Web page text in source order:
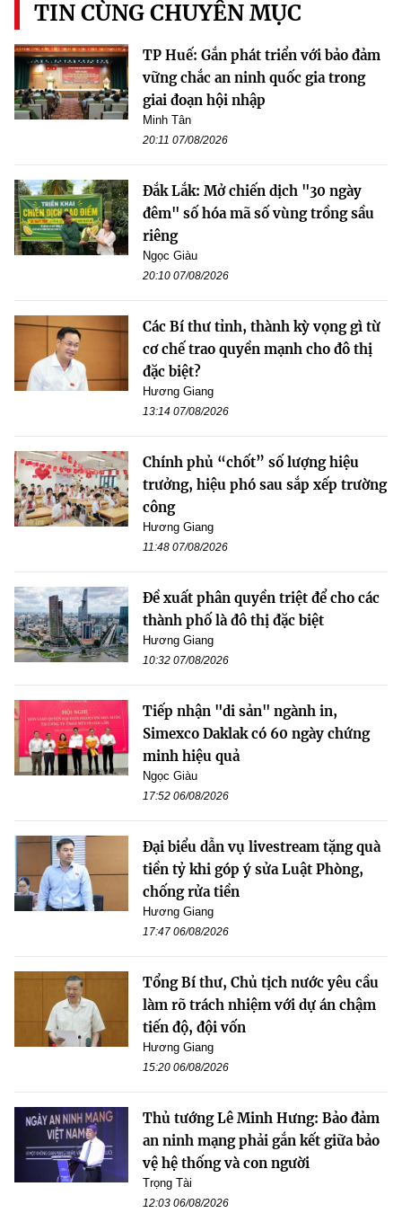
TIN CÙNG CHUYÊN MỤC
TP Huế: Gắn phát triển với bảo đảm
vững chắc an ninh quốc gia trong
giai đoạn hội nhập
Minh Tân
20:11 07/08/2026
Đắk Lắk: Mở chiến dịch "30 ngày
đêm" số hóa mã số vùng trồng sầu
riêng
Ngọc Giàu
20:10 07/08/2026
Các Bí thư tỉnh, thành kỳ vọng gì từ
cơ chế trao quyền mạnh cho đô thị
đặc biệt?
Hương Giang
13:14 07/08/2026
Chính phủ “chốt” số lượng hiệu
trưởng, hiệu phó sau sắp xếp trường
công
Hương Giang
11:48 07/08/2026
Đề xuất phân quyền triệt để cho các
thành phố là đô thị đặc biệt
Hương Giang
10:32 07/08/2026
Tiếp nhận "di sản" ngành in,
Simexco Daklak có 60 ngày chứng
minh hiệu quả
Ngọc Giàu
17:52 06/08/2026
Đại biểu dẫn vụ livestream tặng quà
tiền tỷ khi góp ý sửa Luật Phòng,
chống rửa tiền
Hương Giang
17:47 06/08/2026
Tổng Bí thư, Chủ tịch nước yêu cầu
làm rõ trách nhiệm với dự án chậm
tiến độ, đội vốn
Hương Giang
15:20 06/08/2026
Thủ tướng Lê Minh Hưng: Bảo đảm
an ninh mạng phải gắn kết giữa bảo
vệ hệ thống và con người
Trọng Tài
12:03 06/08/2026